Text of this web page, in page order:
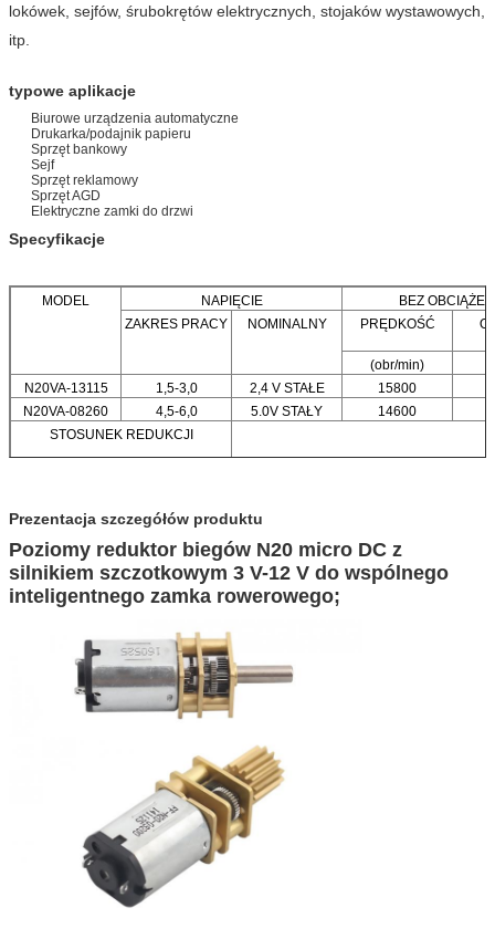
lokówek, sejfów, śrubokrętów elektrycznych, stojaków wystawowych,
itp.
typowe aplikacje
Biurowe urządzenia automatyczne
Drukarka/podajnik papieru
Sprzęt bankowy
Sejf
Sprzęt reklamowy
Sprzęt AGD
Elektryczne zamki do drzwi
Specyfikacje
MODEL NAPIĘCIE
BEZ
ZAKRES PRACY
NOMINALNY PRĘDKOŚĆ
(obr/min)
N20VA-13115
1,5-3,0 2,4 V STAŁE 15800
N20VA-08260
4,5-6,0 5.0V STAŁY 14600
STOSUNEK REDUKCJI
Prezentacja szczegółów produktu
Poziomy reduktor biegów N20 micro DC z
silnikiem szczotkowym 3 V-12 V do wspólnego
inteligentnego zamka rowerowego;